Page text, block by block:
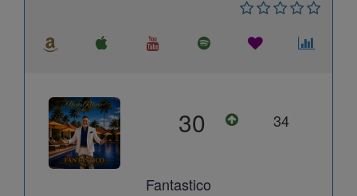
30 34
Fantastico